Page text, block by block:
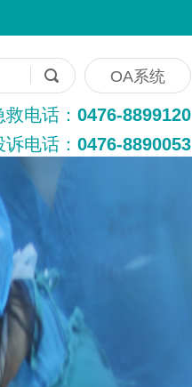
OA系统
电话： 0476-8899120
电话： 0476-8890053